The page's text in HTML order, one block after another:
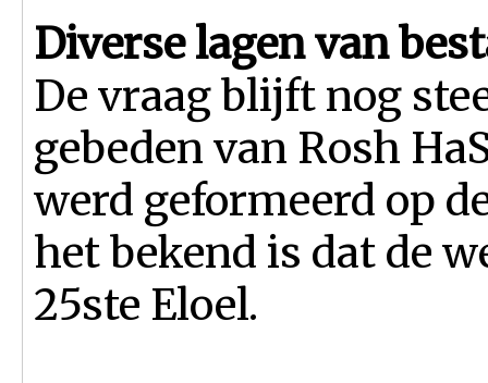
Diverse lagen van
De vraag blijft nog
gebeden van Rosh
werd geformeerd op
het bekend is dat de
25ste Eloel.